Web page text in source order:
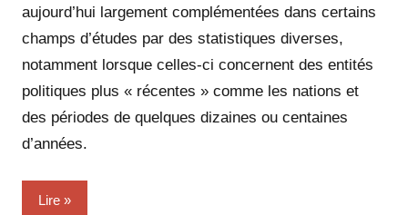
aujourd’hui largement complémentées dans certains
champs d’études par des statistiques diverses,
notamment lorsque celles-ci concernent des entités
politiques plus « récentes » comme les nations et
des périodes de quelques dizaines ou centaines
d’années.
Lire